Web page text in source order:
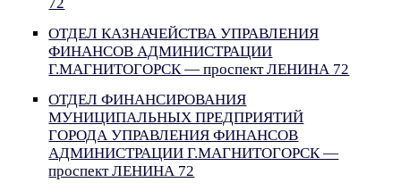
ОТДЕЛ КАЗНАЧЕЙСТВА УПРАВЛЕНИЯ
ФИНАНСОВ АДМИНИСТРАЦИИ
Г.МАГНИТОГОРСК — проспект ЛЕНИНА 72
ОТДЕЛ ФИНАНСИРОВАНИЯ
МУНИЦИПАЛЬНЫХ ПРЕДПРИЯТИЙ
ГОРОДА УПРАВЛЕНИЯ ФИНАНСОВ
АДМИНИСТРАЦИИ Г.МАГНИТОГОРСК —
проспект ЛЕНИНА 72